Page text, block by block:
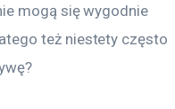
mogą się wygodnie
też niestety często